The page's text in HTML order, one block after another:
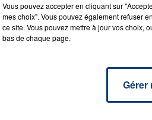
Vous pouvez accepter en cliquant sur
mes choix". Vous pouvez également refuser
ce site. Vous pouvez mettre à jour vos choix,
bas de chaque page.
Gérer